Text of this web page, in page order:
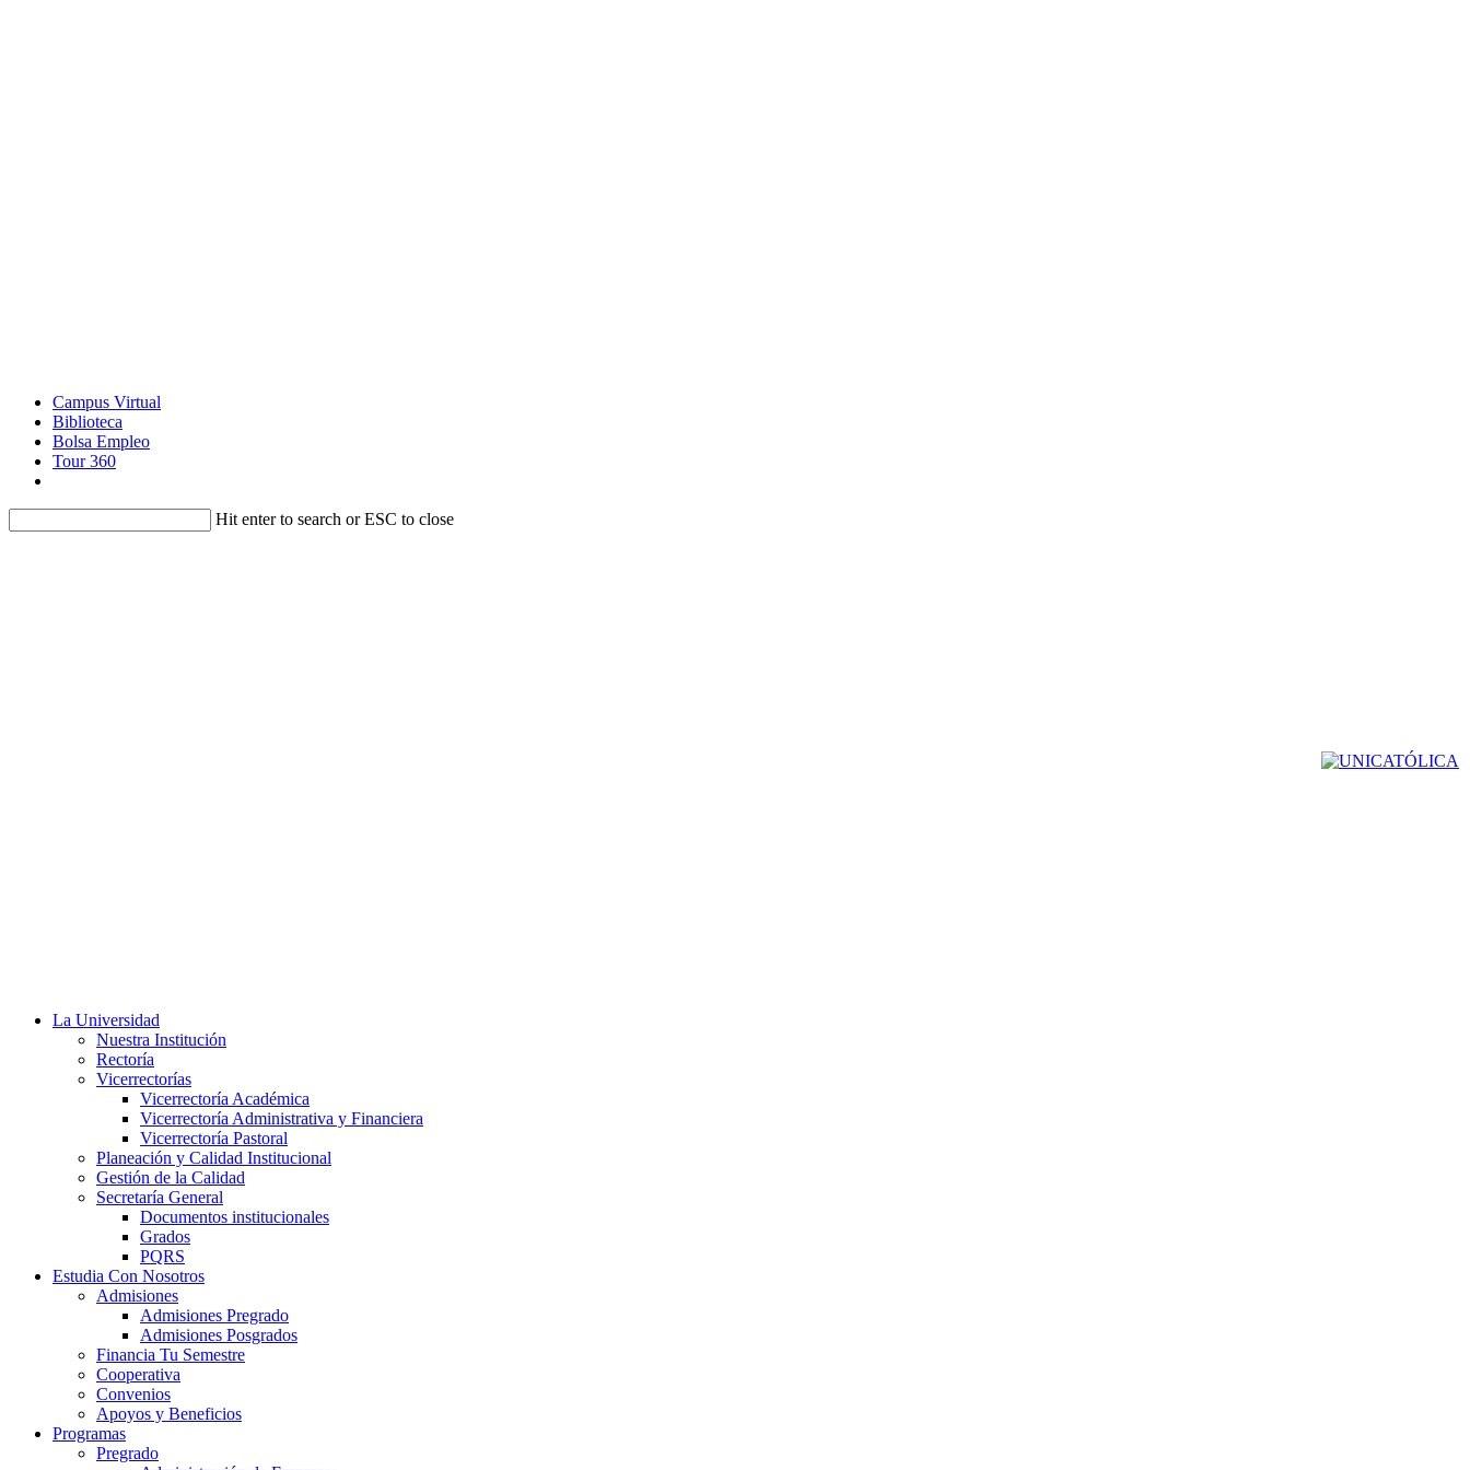
Campus Virtual
Biblioteca
Bolsa Empleo
Tour 360
Hit enter to search or ESC to close
La Universidad
Nuestra Institución
Rectoría
Vicerrectorías
Vicerrectoría Académica
Vicerrectoría Administrativa y Financiera
Vicerrectoría Pastoral
Planeación y Calidad Institucional
Gestión de la Calidad
Secretaría General
Documentos institucionales
Grados
PQRS
Estudia Con Nosotros
Admisiones
Admisiones Pregrado
Admisiones Posgrados
Financia Tu Semestre
Cooperativa
Convenios
Apoyos y Beneficios
Programas
Pregrado